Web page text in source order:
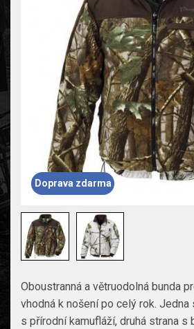
Doprava zdarma
Oboustranná a větruodolná bunda
vhodná k nošení po celý rok. Jedna
s přírodní kamufláží, druhá strana s